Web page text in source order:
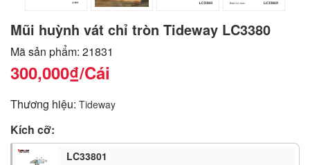
Mũi huỳnh vát chỉ tròn Tideway LC3380
Mã sản phẩm: 21831
300,000₫/Cái
Thương hiệu: Tideway
Kích cỡ:
LC33801